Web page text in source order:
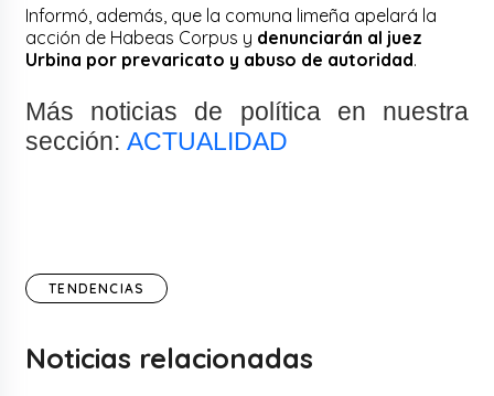
Informó, además, que la comuna limeña apelará la
acción de Habeas Corpus y denunciarán al juez
Urbina por prevaricato y abuso de autoridad.
Más noticias de política en nuestra
sección: ACTUALIDAD
TENDENCIAS
Noticias relacionadas